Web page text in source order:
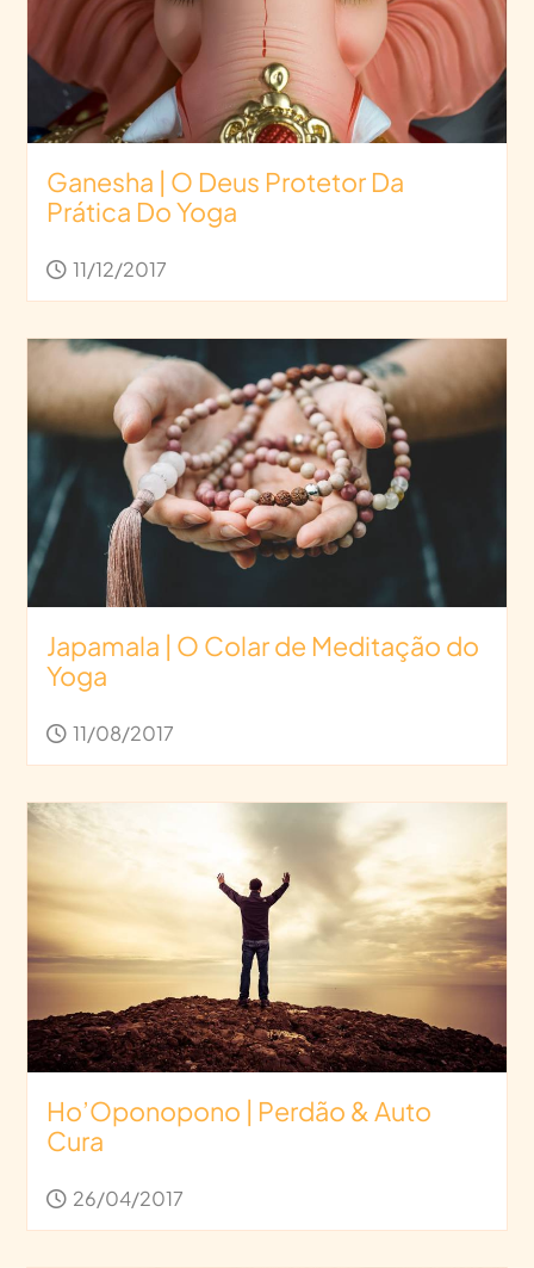
Ganesha | O Deus Protetor Da
Prática Do Yoga
11/12/2017
Japamala | O Colar de Meditação do
Yoga
11/08/2017
Ho’Oponopono | Perdão & Auto
Cura
26/04/2017